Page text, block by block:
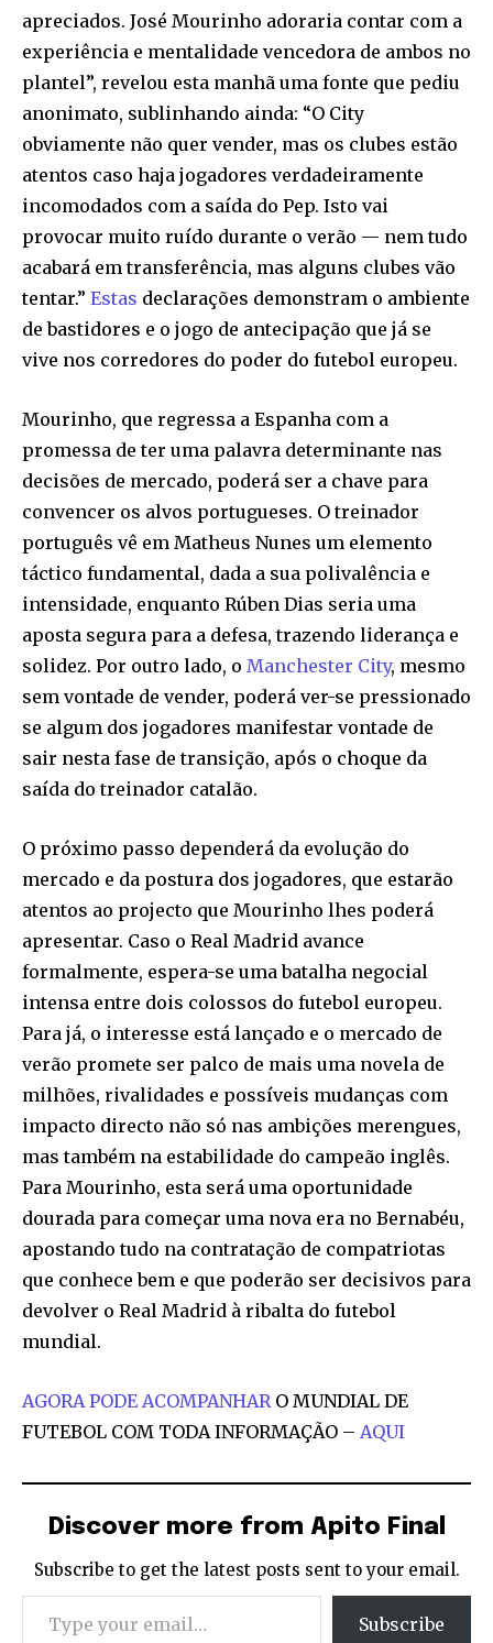
apreciados. José Mourinho adoraria contar com a
experiência e mentalidade vencedora de ambos no
plantel”, revelou esta manhã uma fonte que pediu
anonimato, sublinhando ainda: “O City
obviamente não quer vender, mas os clubes estão
atentos caso haja jogadores verdadeiramente
incomodados com a saída do Pep. Isto vai
provocar muito ruído durante o verão — nem tudo
acabará em transferência, mas alguns clubes vão
tentar.” Estas declarações demonstram o ambiente
de bastidores e o jogo de antecipação que já se
vive nos corredores do poder do futebol europeu.
Mourinho, que regressa a Espanha com a
promessa de ter uma palavra determinante nas
decisões de mercado, poderá ser a chave para
convencer os alvos portugueses. O treinador
português vê em Matheus Nunes um elemento
táctico fundamental, dada a sua polivalência e
intensidade, enquanto Rúben Dias seria uma
aposta segura para a defesa, trazendo liderança e
solidez. Por outro lado, o Manchester City, mesmo
sem vontade de vender, poderá ver-se pressionado
se algum dos jogadores manifestar vontade de
sair nesta fase de transição, após o choque da
saída do treinador catalão.
O próximo passo dependerá da evolução do
mercado e da postura dos jogadores, que estarão
atentos ao projecto que Mourinho lhes poderá
apresentar. Caso o Real Madrid avance
formalmente, espera-se uma batalha negocial
intensa entre dois colossos do futebol europeu.
Para já, o interesse está lançado e o mercado de
verão promete ser palco de mais uma novela de
milhões, rivalidades e possíveis mudanças com
impacto directo não só nas ambições merengues,
mas também na estabilidade do campeão inglês.
Para Mourinho, esta será uma oportunidade
dourada para começar uma nova era no Bernabéu,
apostando tudo na contratação de compatriotas
que conhece bem e que poderão ser decisivos para
devolver o Real Madrid à ribalta do futebol
mundial.
AGORA PODE ACOMPANHAR O MUNDIAL DE
FUTEBOL COM TODA INFORMAÇÃO – AQUI
Discover more from Apito Final
Subscribe to get the latest posts sent to your email.
Type your email…
Subscribe